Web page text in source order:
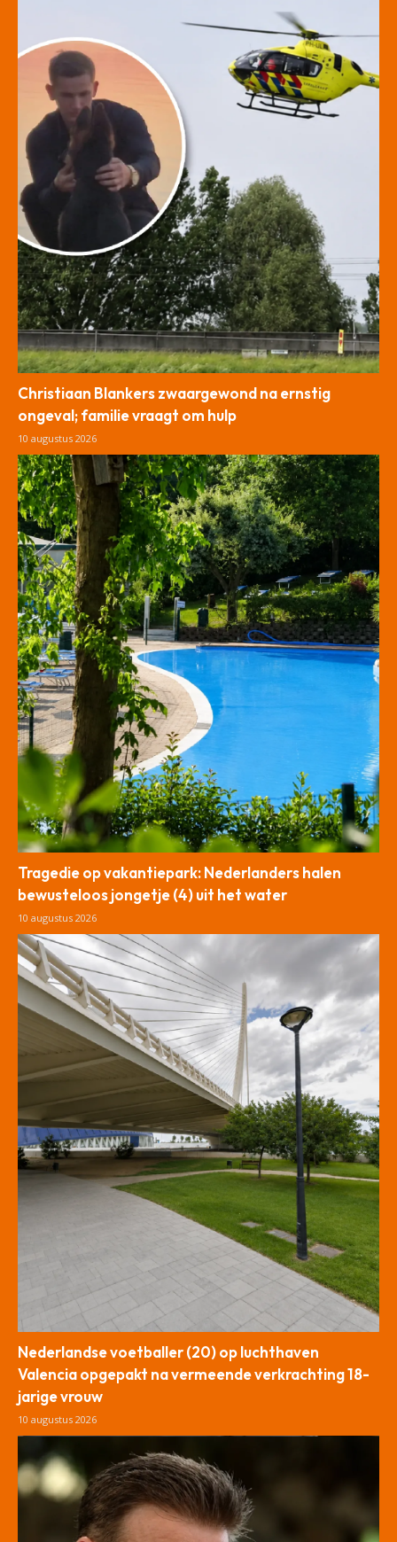
Christiaan Blankers zwaargewond na ernstig
ongeval; familie vraagt om hulp
10 augustus 2026
Tragedie op vakantiepark: Nederlanders halen
bewusteloos jongetje (4) uit het water
10 augustus 2026
Nederlandse voetballer (20) op luchthaven
Valencia opgepakt na vermeende verkrachting 18-
jarige vrouw
10 augustus 2026